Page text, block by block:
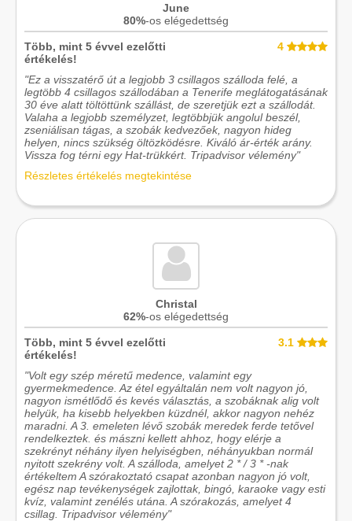
June
80%-os elégedettség
Több, mint 5 évvel ezelőtti
értékelés!
4
"Ez a visszatérő út a legjobb 3 csillagos szálloda felé, a
legtöbb 4 csillagos szállodában a Tenerife meglátogatásának
30 éve alatt töltöttünk szállást, de szeretjük ezt a szállodát.
Valaha a legjobb személyzet, legtöbbjük angolul beszél,
zseniálisan tágas, a szobák kedvezőek, nagyon hideg
helyen, nincs szükség öltözködésre. Kiváló ár-érték arány.
Vissza fog térni egy Hat-trükkért. Tripadvisor vélemény"
Részletes értékelés megtekintése
Christal
62%-os elégedettség
Több, mint 5 évvel ezelőtti
értékelés!
3.1
"Volt egy szép méretű medence, valamint egy
gyermekmedence. Az étel egyáltalán nem volt nagyon jó,
nagyon ismétlődő és kevés választás, a szobáknak alig volt
helyük, ha kisebb helyekben küzdnél, akkor nagyon nehéz
maradni. A 3. emeleten lévő szobák meredek ferde tetővel
rendelkeztek. és mászni kellett ahhoz, hogy elérje a
szekrényt néhány ilyen helyiségben, néhányukban normál
nyitott szekrény volt. A szálloda, amelyet 2 * / 3 * -nak
értékeltem A szórakoztató csapat azonban nagyon jó volt,
egész nap tevékenységek zajlottak, bingó, karaoke vagy esti
kvíz, valamint zenélés utána. A szórakozás, amelyet 4
csillag. Tripadvisor vélemény"